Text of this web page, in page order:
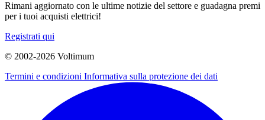
Rimani aggiornato con le ultime notizie del settore e guadagna premi
per i tuoi acquisti elettrici!
Registrati qui
© 2002-2026 Voltimum
Termini e condizioni Informativa sulla protezione dei dati